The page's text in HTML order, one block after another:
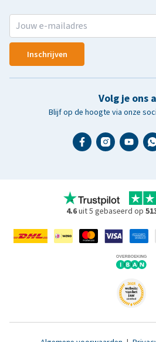
Inschrijven
Volg je ons
Blijf op de hoogte via onze
4.6uit 5 gebaseerd op